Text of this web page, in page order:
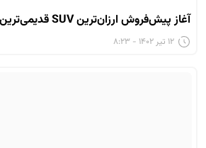
آغاز پیش‌فروش ارزان‌ترین SUV قدیمی‌ترین خودروساز چین
۱۲ تیر ۱۴۰۲ - ۸:۲۳